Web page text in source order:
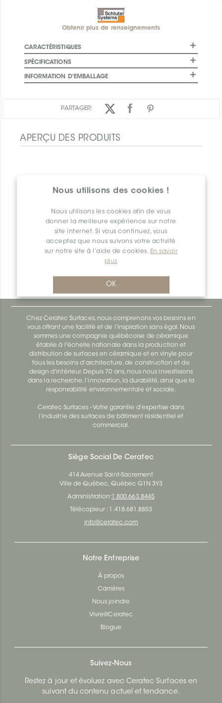
Nous utilisons des cookies !
Nous utilisons les cookies afin de vous
donner la meilleure expérience sur notre
site internet. Si vous continuez, vous
acceptez que nous suivons votre activité
sur notre site à l’aide de cookies. En savoir
plus
OK
Obtenir plus de renseignements
CARACTÉRISTIQUES
SPÉCIFICATIONS
INFORMATION D'EMBALLAGE
PARTAGER:
APERÇU DES PRODUITS
Bara-Rw E90/RW120BW
Chez Ceratec Surfaces, nous comprenons vos besoins en
vous offrant une facilité et de l’inspiration sans égal. Nous
sommes une compagnie québécoise de céramique
établie à l'échelle nationale dans la production et
distribution de surfaces en céramique et en vinyle pour
tous les besoins d'architecture, de construction et de
design d'intérieur. Depuis 70 ans, nous nous investissons
dans la recherche, l’innovation, la durabilité, ainsi que la
responsabilité environnementale et sociale.
Ceratec Surfaces - Votre garantie d'expertise dans
l’industrie des surfaces de bâtiment résidentiel et
commercial.
Siège Social De Ceratec
414 Avenue Saint-Sacrement
Ville de Québec, Québec G1N 3Y3
Administration: 1.800.663.8445
Télécopieur : 1.418.681.8853
info@ceratec.com
Notre Entreprise
À propos
Carrières
Nous joindre
Vivre@Ceratec
Blogue
Suivez-Nous
Restez à jour et évoluez avec Ceratec Surfaces en
suivant du contenu actuel et tendance.